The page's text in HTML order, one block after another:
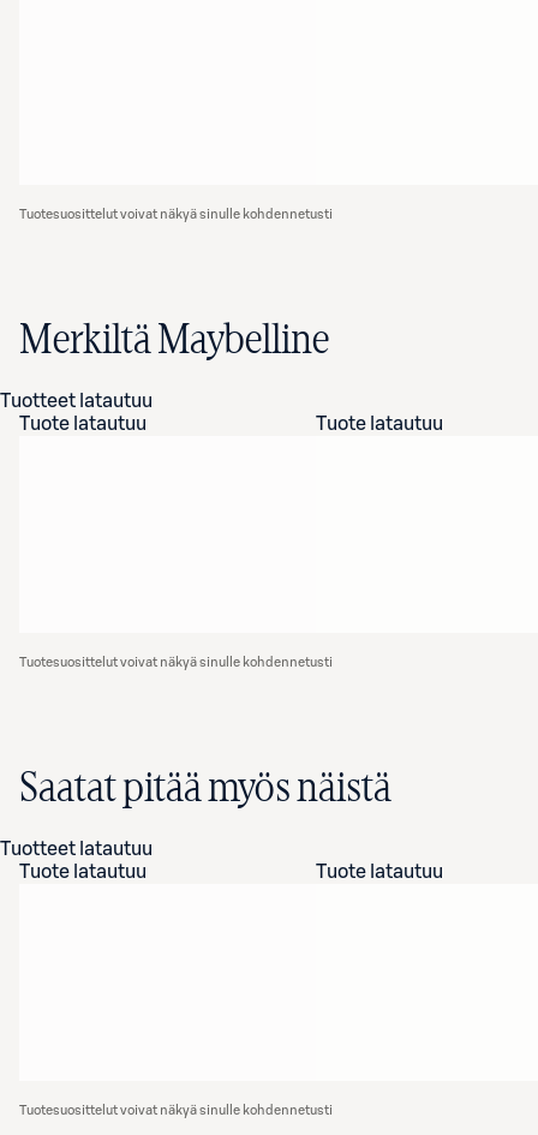
Tuotesuosittelut voivat näkyä sinulle kohdennetusti
Merkiltä Maybelline
Tuotteet latautuu
Tuote latautuu
Tuote latautuu
Tuotesuosittelut voivat näkyä sinulle kohdennetusti
Saatat pitää myös näistä
Tuotteet latautuu
Tuote latautuu
Tuote latautuu
Tuotesuosittelut voivat näkyä sinulle kohdennetusti